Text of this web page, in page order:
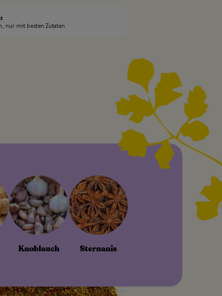
nur mit besten Zutaten
Knoblauch Sternanis